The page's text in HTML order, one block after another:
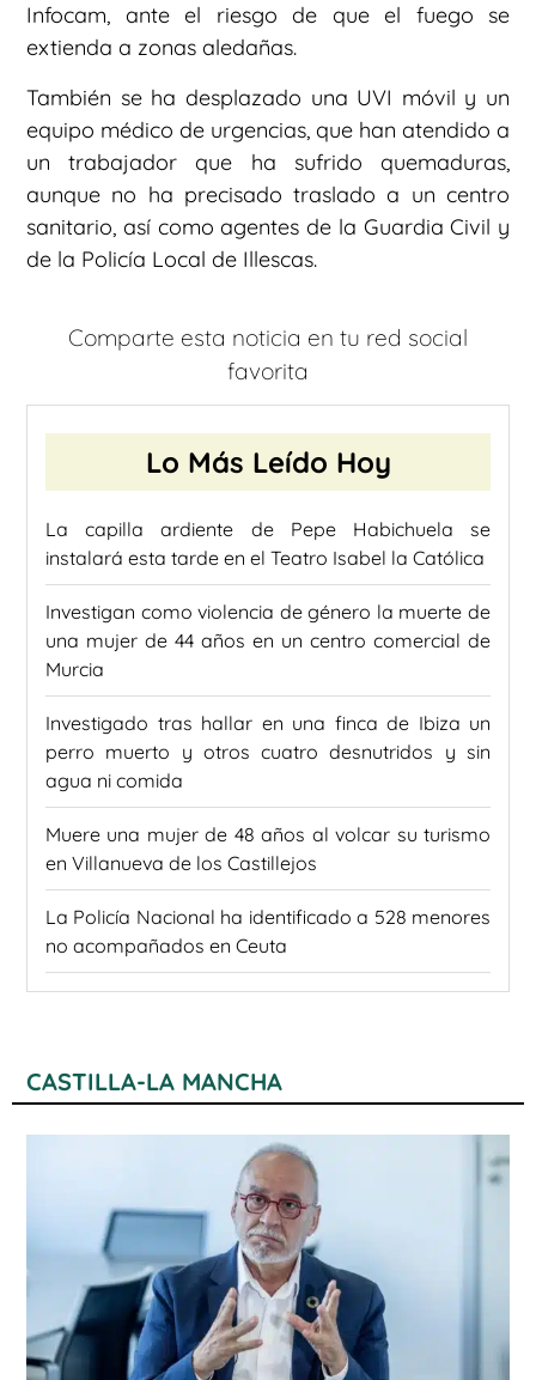
Infocam, ante el riesgo de que el fuego se
extienda a zonas aledañas.
También se ha desplazado una UVI móvil y un
equipo médico de urgencias, que han atendido a
un trabajador que ha sufrido quemaduras,
aunque no ha precisado traslado a un centro
sanitario, así como agentes de la Guardia Civil y
de la Policía Local de Illescas.
Comparte esta noticia en tu red social
favorita
Lo Más Leído Hoy
La capilla ardiente de Pepe Habichuela se
instalará esta tarde en el Teatro Isabel la Católica
Investigan como violencia de género la muerte de
una mujer de 44 años en un centro comercial de
Murcia
Investigado tras hallar en una finca de Ibiza un
perro muerto y otros cuatro desnutridos y sin
agua ni comida
Muere una mujer de 48 años al volcar su turismo
en Villanueva de los Castillejos
La Policía Nacional ha identificado a 528 menores
no acompañados en Ceuta
CASTILLA-LA MANCHA